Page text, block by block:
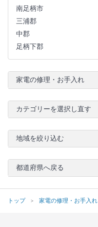
南足柄市
三浦郡
中郡
足柄下郡
家電の修理・お手入れ
カテゴリーを選択し直す
地域を絞り込む
都道府県へ戻る
トップ 家電の修理・お手入れ